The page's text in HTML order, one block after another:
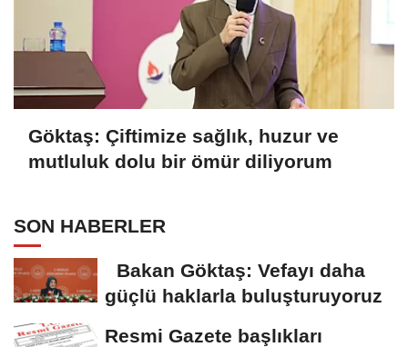
Göktaş: Çiftimize sağlık, huzur ve
mutluluk dolu bir ömür diliyorum
SON HABERLER
Bakan Göktaş: Vefayı daha
güçlü haklarla buluşturuyoruz
Resmi Gazete başlıkları